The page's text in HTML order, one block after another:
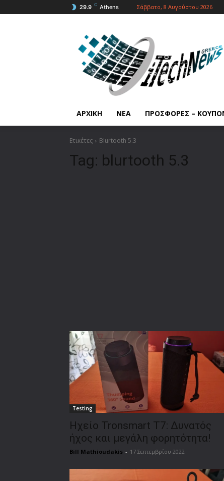
29.9 C Athens Σάββατο, 8 Αυγούστου 2026
ΑΡΧΙΚΗ ΝΕΑ ΠΡΟΣΦΟΡΕΣ –
Ετικέτες Blurtooth 5.3
Tag: blurtooth 5.3
Testing
Ηχείο Tronsmart T7: Δυνατός
ήχος και μεγάλη φορητότητα!
Bill Mathioudakis - 17 Σεπτεμβρίου 2022